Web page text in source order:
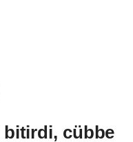
bitirdi, cübbe